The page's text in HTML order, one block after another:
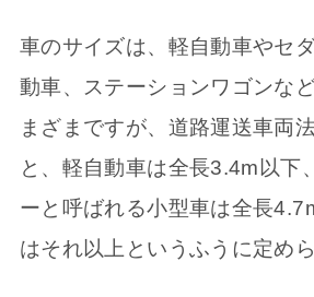
車のサイズは、軽自動車やセ
動車、ステーションワゴンな
まざまですが、道路運送車両
と、軽自動車は全長3.4m以下
ーと呼ばれる小型車は全長
はそれ以上というふうに定め